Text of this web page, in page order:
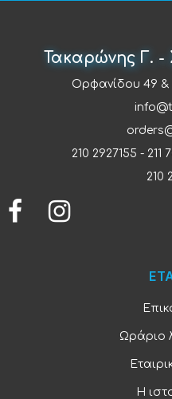
Τακαρώνης Γ. -
Ορφανίδου 49 &
210 2927155 - 211
210
Ωράριο
Η